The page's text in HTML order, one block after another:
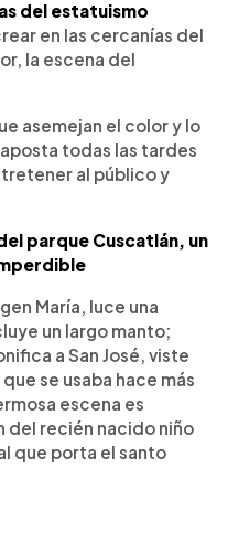
del estatuismo
en las cercanías del
la escena del
asemejan el color y lo
todas las tardes
al público y
parque Cuscatlán, un
María, luce una
un largo manto;
a San José, viste
se usaba hace más
escena es
del recién nacido niño
que porta el santo